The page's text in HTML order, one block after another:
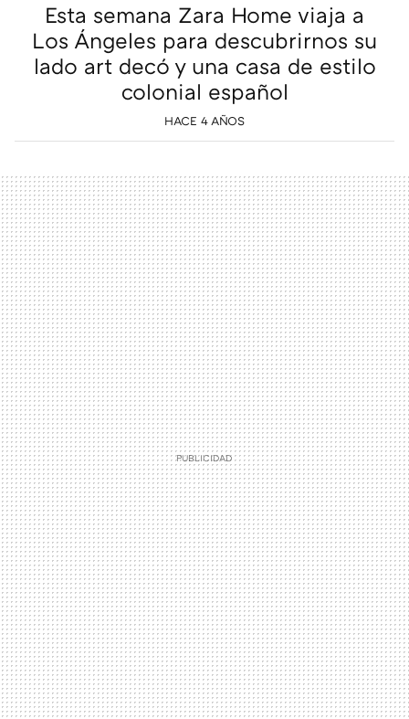
Esta semana Zara Home viaja a
Los Ángeles para descubrirnos su
lado art decó y una casa de estilo
colonial español
HACE 4 AÑOS